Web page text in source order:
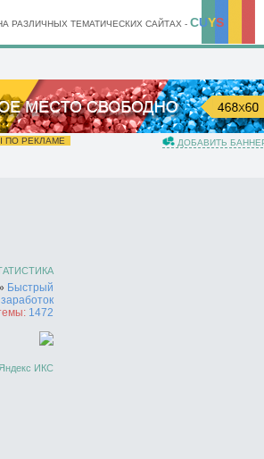
ТЕМАТИЧЕСКИХ САЙТАХ - CUYS
ПО РЕКЛАМЕ ДОБАВИТЬ
Быстрый
заработок
1472
Яндекс ИКС